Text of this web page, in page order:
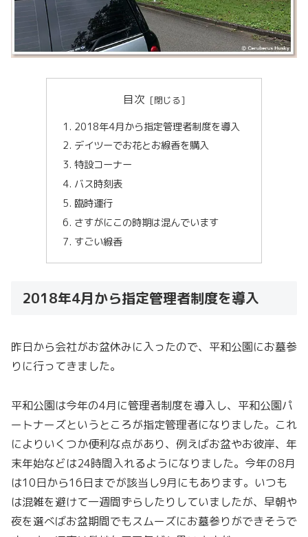
目次
2018年4月から指定管理者制度を導入
デイツーでお花とお線香を購入
特設コーナー
バス時刻表
臨時運行
さすがにこの時期は混んでいます
すごい線香
2018年4月から指定管理者制度を導入
昨日から会社がお盆休みに入ったので、平和公園にお墓参
りに行ってきました。
平和公園は今年の4月に管理者制度を導入し、平和公園パ
ートナーズというところが指定管理者になりました。これ
によりいくつか便利な点があり、例えばお盆やお彼岸、年
末年始などは24時間入れるようになりました。今年の8月
は10日から16日までが該当し9月にもあります。いつも
は混雑を避けて一週間ずらしたりしていましたが、早朝や
夜を選べばお盆期間でもスムーズにお墓参りができそうで